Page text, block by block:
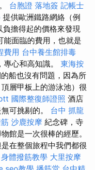
台胞證 落地簽 記帳士
提供歐洲鐵路網絡（例
擔得起的價格來發現
能面臨的費用，也就是
費用 台中養生館排毒
心和高知識。 東海按
船也沒有問題，因為所
層甲板上的游泳池）很
國際整復師證照 酒店
可挑剔的。 台中 抓龍
沙鹿按摩 紀念碑，寺
館是一次很棒的經歷。
在整個旅程中我們都很
身體撥筋教學 大里按摩